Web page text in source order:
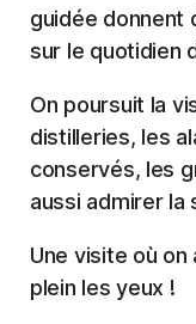
guidée donnent
sur le quotidien
On poursuit la
distilleries, les
conservés, les
aussi admirer la
Une visite où on
plein les yeux !